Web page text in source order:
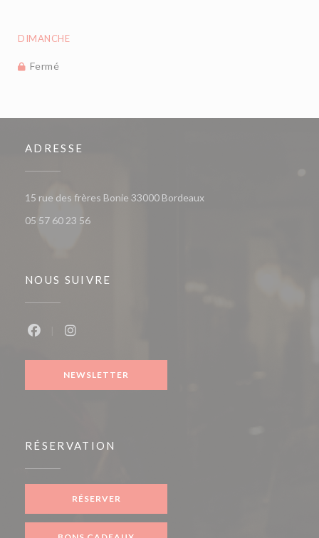
DIMANCHE
Fermé
ADRESSE
15 rue des frères Bonie 33000 Bordeaux((ouvre une nouvelle
05 57 60 23 56
NOUS SUIVRE
NEWSLETTER
RÉSERVATION
RÉSERVER